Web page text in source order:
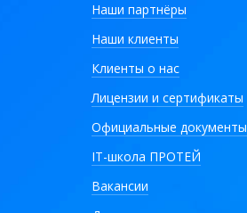
Наши партнёры
Наши клиенты
Клиенты о нас
Лицензии и сертификаты
Официальные документы
IT-школа ПРОТЕЙ
Вакансии